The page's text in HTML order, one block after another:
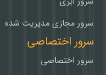
سرور مجازی مدیریت شده
سرور اختصاصی
سرور اختصاصی